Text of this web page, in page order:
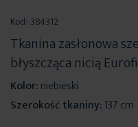
początek
galerii
Kod: 384312
Tkanina zasłonowa
błyszcząca nicią
Kolor:niebieski
Szerokość tkaniny:137 cm